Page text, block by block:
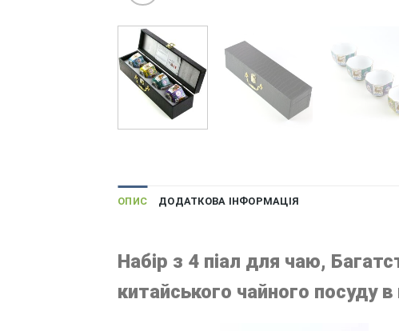
ОПИС ДОДАТКОВА ІНФОРМАЦІЯ
Набір з 4 піал для чаю,
китайського чайного посуду